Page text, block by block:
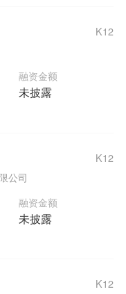
融资金额
未披露
K12
公司
融资金额
未披露
K12
K12